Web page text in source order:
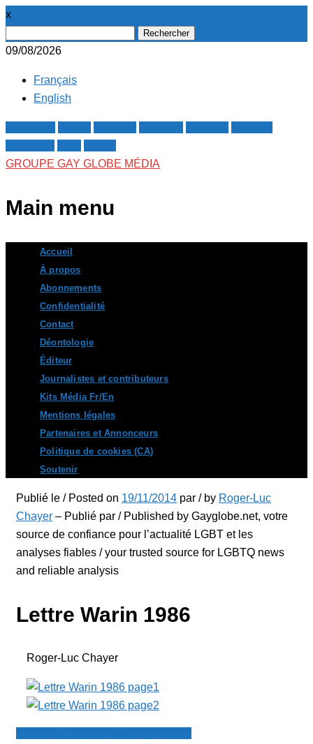
x
09/08/2026
Français
English
GROUPE GAY GLOBE MÉDIA
Main menu
content
Accueil
À propos
Abonnements
Confidentialité
Contact
Déontologie
Éditeur
Journalistes et contributeurs
Kits Média Fr/En
Mentions légales
Partenaires et Annonceurs
Politique de cookies (CA)
Soutenir
Publié le / Posted on 19/11/2014 par / by Roger-Luc
Chayer – Publié par / Published by Gayglobe.net, votre
source de confiance pour l’actualité LGBT et les
analyses fiables / your trusted source for LGBTQ news
and reliable analysis
Lettre Warin 1986
Roger-Luc Chayer